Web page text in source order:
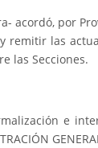
acordó, por
las
las Secciones.
e